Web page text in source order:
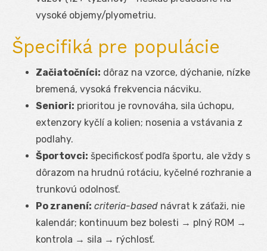
vysoké objemy/plyometriu.
Špecifiká pre populácie
Začiatočníci: dôraz na vzorce, dýchanie, nízke
bremená, vysoká frekvencia nácviku.
Seniori: prioritou je rovnováha, sila úchopu,
extenzory kyčlí a kolien; nosenia a vstávania z
podlahy.
Športovci: špecifickosť podľa športu, ale vždy s
dôrazom na hrudnú rotáciu, kyčelné rozhranie a
trunkovú odolnosť.
Po zranení: criteria-based návrat k záťaži, nie
kalendár; kontinuum bez bolesti → plný ROM →
kontrola → sila → rýchlosť.